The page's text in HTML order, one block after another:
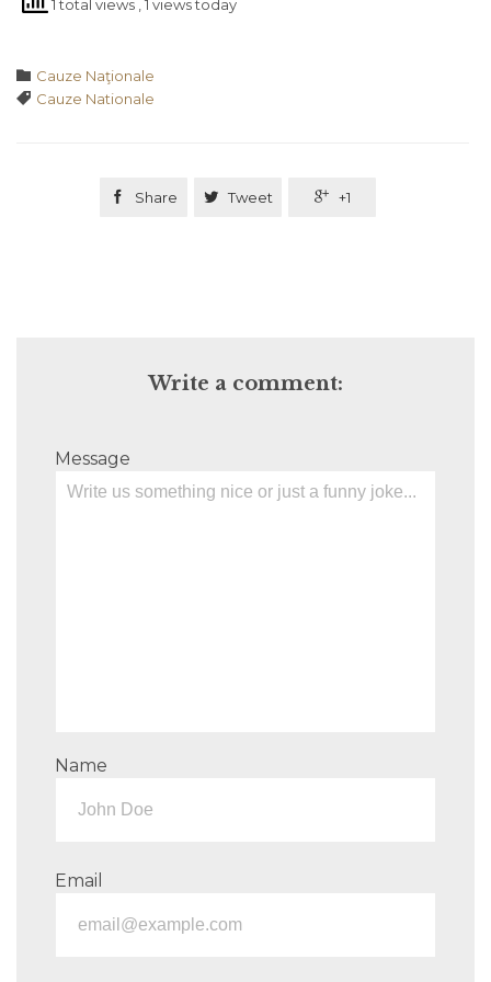
1 total views , 1 views today
 Category
Cauze Naţionale
 Tags
Cauze Nationale
 Share  Tweet  +1
Write a comment:
Message
Name
Email